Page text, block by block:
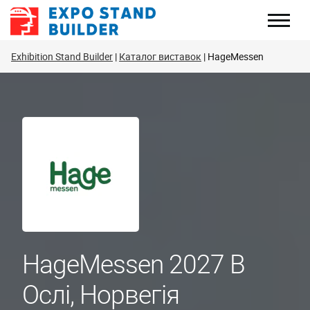
Перейти
Exhibition Stand Builder Каталог виставок HageMessen
HageMessen 2027 В
Ослі, Норвегія